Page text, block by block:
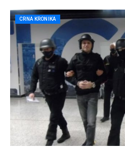
CRNA KRONIKA